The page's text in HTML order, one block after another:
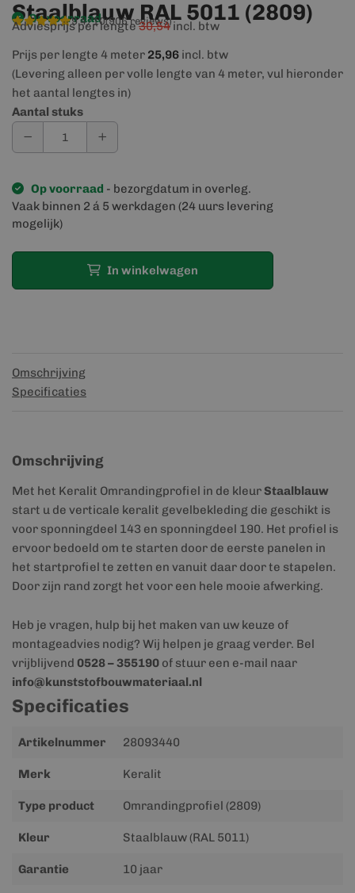
Staalblauw RAL 5011 (2809)
Op voorraad
9,4/10(906 reviews)
Adviesprijs per lengte30,54incl. btw
Prijs per lengte 4 meter 25,96 incl. btw
(Levering alleen per volle lengte van 4 meter, vul hieronder
het aantal lengtes in)
Aantal stuks
Op voorraad - bezorgdatum in overleg.
Vaak binnen 2 á 5 werkdagen (24 uurs levering
mogelijk)
In winkelwagen
Omschrijving
Specificaties
Omschrijving
Met het Keralit Omrandingprofiel in de kleurStaalblauw
start u de verticale keralit gevelbekleding die geschikt is
voor sponningdeel 143 en sponningdeel 190. Het profiel is
ervoor bedoeld om te starten door de eerste panelen in
het startprofiel te zetten en vanuit daar door te stapelen.
Door zijn rand zorgt het voor een hele mooie afwerking.
Heb je vragen, hulp bij het maken van uw keuze of
montageadvies nodig? Wij helpen je graag verder. Bel
vrijblijvend 0528 – 355190 of stuur een e-mail naar
info@kunststofbouwmateriaal.nl
Specificaties
Meer
Artikelnummer 28093440
Merk Keralit
Type product Omrandingprofiel (2809)
Kleur Staalblauw (RAL 5011)
Garantie 10 jaar